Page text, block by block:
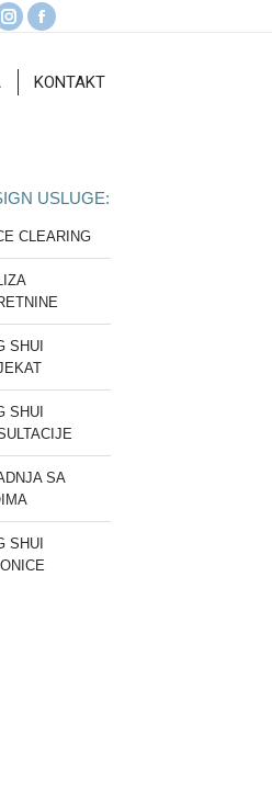
Instagram
opens
Facebook
opens
KONTAKT
USLUGE:
CLEARING
SHUI
SHUI
SA
SHUI
KONTAKT